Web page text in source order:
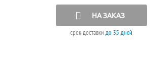
НА ЗАКАЗ
срок доставкидо 35 дней